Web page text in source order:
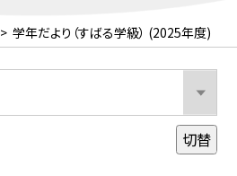
> 学年だより（すばる学級） (2025年度)
切替